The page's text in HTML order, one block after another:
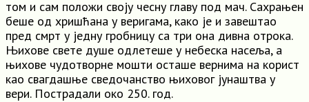
том и сам положи своју чесну главу под мач. Сахрањен
беше од хришћана у веригама, како је и завештао
пред смрт у једну гробницу са три она дивна отрока.
Њихове свете душе одлетеше у небеска насеља, а
њихове чудотворне мошти осташе вернима на корист
као свагдашње сведочанство њиховог јунаштва у
вери. Пострадали око 250. год.